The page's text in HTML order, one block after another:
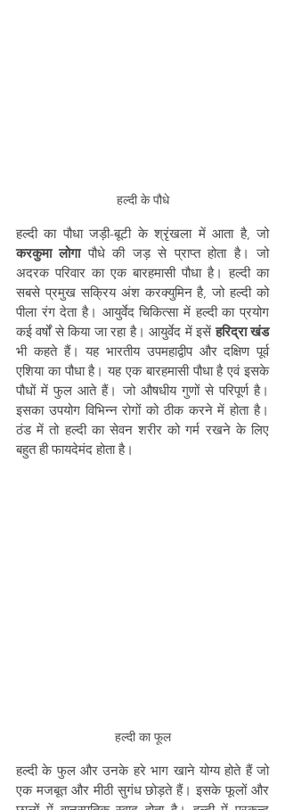
हल्दी के पौधे
हल्दी का पौधा जड़ी-बूटी के श्रृंखला में आता है, जो
करकुमा लोगा पौधे की जड़ से प्राप्त होता है। जो
अदरक परिवार का एक बारहमासी पौधा है। हल्दी का
सबसे प्रमुख सक्रिय अंश करक्युमिन है, जो हल्दी को
पीला रंग देता है। आयुर्वेद चिकित्सा में हल्दी का प्रयोग
कई वर्षों से किया जा रहा है। आयुर्वेद में इसें हरिद्रा खंड
भी कहते हैं। यह भारतीय उपमहाद्वीप और दक्षिण पूर्व
एशिया का पौधा है। यह एक बारहमासी पौधा है एवं इसके
पौधों में फुल आते हैं। जो औषधीय गुणों से परिपूर्ण है।
इसका उपयोग विभिन्न रोगों को ठीक करने में होता है।
ठंड में तो हल्दी का सेवन शरीर को गर्म रखने के लिए
बहुत ही फायदेमंद होता है।
हल्दी का फूल
हल्दी के फुल और उनके हरे भाग खाने योग्य होते हैं जो
एक मजबूत और मीठी सुगंध छोड़ते हैं। इसके फूलों और